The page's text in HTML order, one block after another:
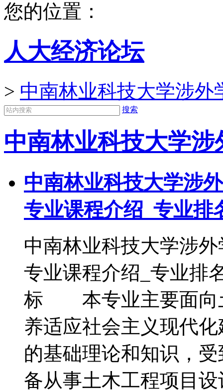
您的位置：
人大经济论坛
> 中南林业科技大学涉外
搜索
中南林业科技大学涉
中南林业科技大学涉
专业课程介绍_专业排
中南林业科技大学涉
专业课程介绍_专业
标 本专业主要面向
养适应社会主义现代
的基础理论和知识，
备从事土木工程项目